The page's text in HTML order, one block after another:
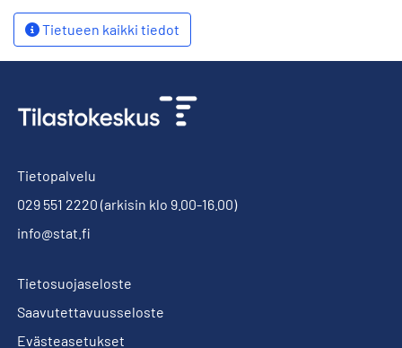
Tietueen kaikki tiedot
Tietopalvelu
029 551 2220 (arkisin klo 9.00-16.00)
info@stat.fi
Tietosuojaseloste
Saavutettavuusseloste
Evästeasetukset